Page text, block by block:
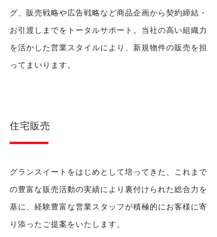
グ、 販売戦略や広告戦略など商品企画から契約締結・
お引渡しまでをトータルサポート。 当社の高い組織力
を活かした営業スタイルにより、 新規物件の販売を担
ってまいります。
住宅販売
グランスイートをはじめとして培ってきた、これまで
の豊富な販売活動の実績により裏付けられた総合力を
基に、経験豊富な営業スタッフが積極的にお客様に寄
り添ったご提案をいたします。